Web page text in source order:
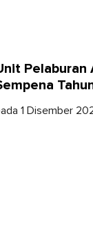
Pelaburan
1 Disember